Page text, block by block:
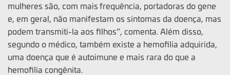
mulheres são, com mais frequência, portadoras do gene
e, em geral, não manifestam os sintomas da doença, mas
podem transmiti-la aos filhos”, comenta. Além disso,
segundo o médico, também existe a hemofilia adquirida,
uma doença que é autoimune e mais rara do que a
hemofilia congênita.